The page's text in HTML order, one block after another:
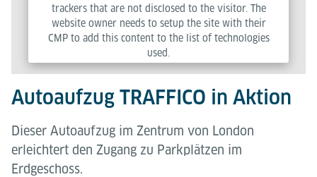
trackers that are not disclosed to the visitor. The
website owner needs to setup the site with their
CMP to add this content to the list of technologies
used.
Powered byUsercentrics Consent Management Platform
Autoaufzug TRAFFICO in Aktion
Dieser Autoaufzug im Zentrum von London
erleichtert den Zugang zu Parkplätzen im
Erdgeschoss.